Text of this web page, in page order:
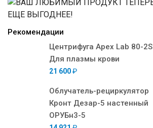
Рекомендации
Центрифуга Apex Lab 80-2S
Для плазмы крови
21 600₽
Облучатель-рециркулятор
Кронт Дезар-5 настенный
ОРУБн3-5